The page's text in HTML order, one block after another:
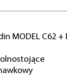
MODEL C62 +